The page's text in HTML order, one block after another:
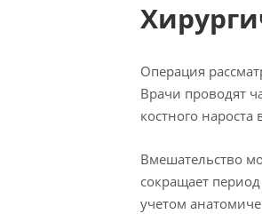
Операция
Врачи проводят
костного
Вмешательство
сокращает
учетом